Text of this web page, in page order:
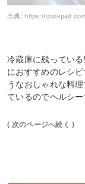
出典:https://
冷蔵庫に残ってい
におすすめのレシ
うなおしゃれな料
ているのでヘルシ
( 次のページへ続く )